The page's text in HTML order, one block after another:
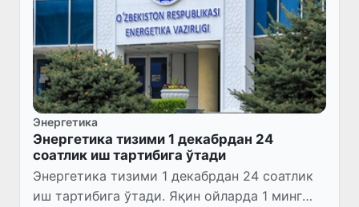
Энергетика
Энергетика тизими 1 декабрдан 24
соатлик иш тартибига ўтади
Энергетика тизими 1 декабрдан 24 соатлик
иш тартибига ўтади. Яқин ойларда 1 минг